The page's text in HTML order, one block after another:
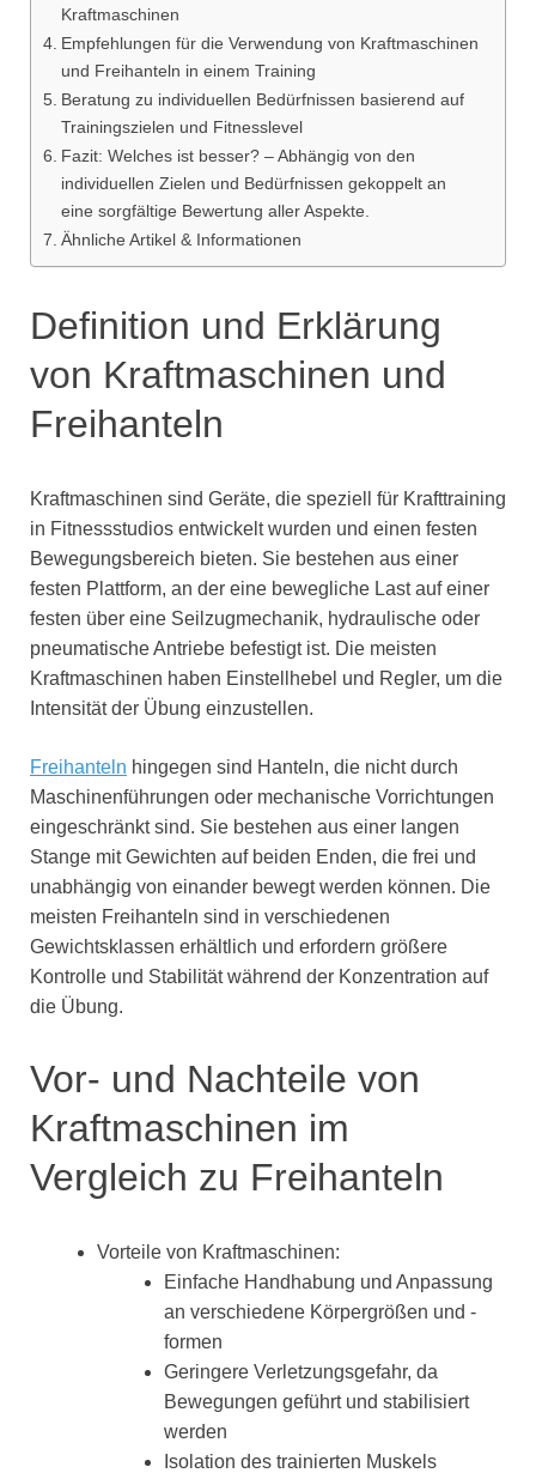
Kraftmaschinen
Empfehlungen für die Verwendung von Kraftmaschinen
und Freihanteln in einem Training
Beratung zu individuellen Bedürfnissen basierend auf
Trainingszielen und Fitnesslevel
Fazit: Welches ist besser? – Abhängig von den
individuellen Zielen und Bedürfnissen gekoppelt an
eine sorgfältige Bewertung aller Aspekte.
Ähnliche Artikel & Informationen
Definition und Erklärung
von Kraftmaschinen und
Freihanteln
Kraftmaschinen sind Geräte, die speziell für Krafttraining
in Fitnessstudios entwickelt wurden und einen festen
Bewegungsbereich bieten. Sie bestehen aus einer
festen Plattform, an der eine bewegliche Last auf einer
festen über eine Seilzugmechanik, hydraulische oder
pneumatische Antriebe befestigt ist. Die meisten
Kraftmaschinen haben Einstellhebel und Regler, um die
Intensität der Übung einzustellen.
Freihanteln hingegen sind Hanteln, die nicht durch
Maschinenführungen oder mechanische Vorrichtungen
eingeschränkt sind. Sie bestehen aus einer langen
Stange mit Gewichten auf beiden Enden, die frei und
unabhängig von einander bewegt werden können. Die
meisten Freihanteln sind in verschiedenen
Gewichtsklassen erhältlich und erfordern größere
Kontrolle und Stabilität während der Konzentration auf
die Übung.
Vor- und Nachteile von
Kraftmaschinen im
Vergleich zu Freihanteln
Vorteile von Kraftmaschinen:
Einfache Handhabung und Anpassung
an verschiedene Körpergrößen und -
formen
Geringere Verletzungsgefahr, da
Bewegungen geführt und stabilisiert
werden
Isolation des trainierten Muskels